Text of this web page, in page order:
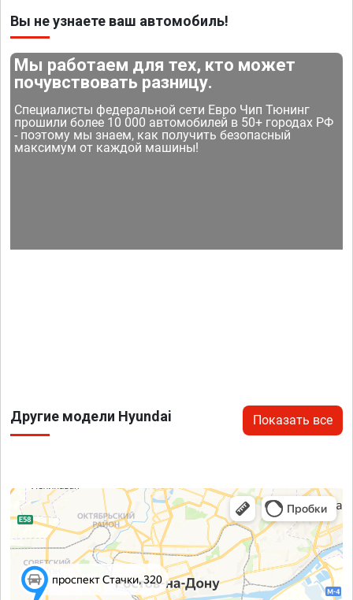
Вы не узнаете ваш автомобиль!
Мы работаем для тех, кто может
почувствовать разницу.
Специалисты федеральной сети Евро Чип Тюнинг
прошили более 10 000 автомобилей в 50+ городах РФ
- поэтому мы знаем, как получить безопасный
максимум от каждой машины!
Другие модели Hyundai Показать все